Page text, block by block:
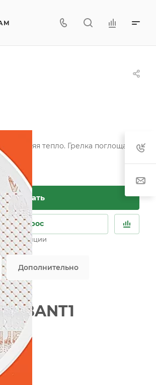
выделяя тепло. Грелка поглощает
Заказать
вопрос
опции
Дополнительно
BANT1